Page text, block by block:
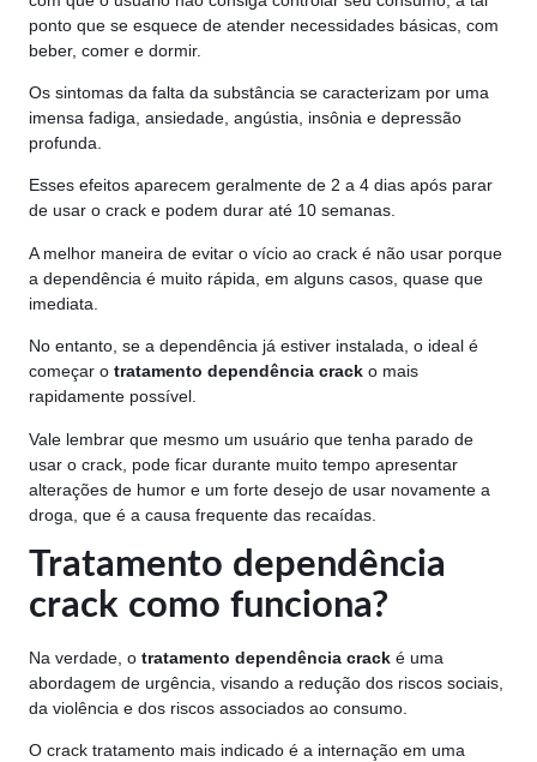
ponto que se esquece de atender necessidades básicas, com
beber, comer e dormir.
Os sintomas da falta da substância se caracterizam por uma
imensa fadiga, ansiedade, angústia, insônia e depressão
profunda.
Esses efeitos aparecem geralmente de 2 a 4 dias após parar
de usar o crack e podem durar até 10 semanas.
A melhor maneira de evitar o vício ao crack é não usar porque
a dependência é muito rápida, em alguns casos, quase que
imediata.
No entanto, se a dependência já estiver instalada, o ideal é
começar o tratamento dependência crack o mais
rapidamente possível.
Vale lembrar que mesmo um usuário que tenha parado de
usar o crack, pode ficar durante muito tempo apresentar
alterações de humor e um forte desejo de usar novamente a
droga, que é a causa frequente das recaídas.
Tratamento dependência
crack como funciona?
Na verdade, o tratamento dependência crack é uma
abordagem de urgência, visando a redução dos riscos sociais,
da violência e dos riscos associados ao consumo.
O crack tratamento mais indicado é a internação em uma